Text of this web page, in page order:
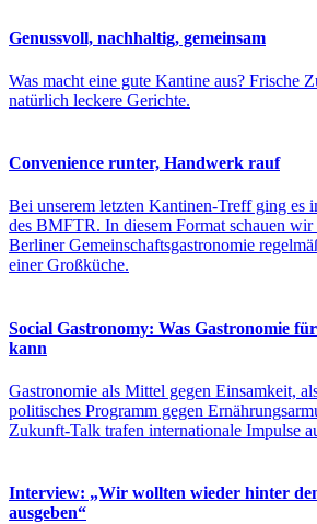
Genussvoll, nachhaltig, gemeinsam
Was macht eine gute Kantine aus? Frische
natürlich leckere Gerichte.
Convenience runter, Handwerk rauf
Bei unserem letzten Kantinen-Treff ging es
des BMFTR. In diesem Format schauen wir
Berliner Gemeinschaftsgastronomie
einer Großküche.
Social Gastronomy: Was Gastronomie
kann
Gastronomie als Mittel gegen Einsamkeit,
politisches Programm gegen
Zukunft-Talk trafen internationale Impulse
Interview: „Wir wollten wieder hinter
ausgeben“